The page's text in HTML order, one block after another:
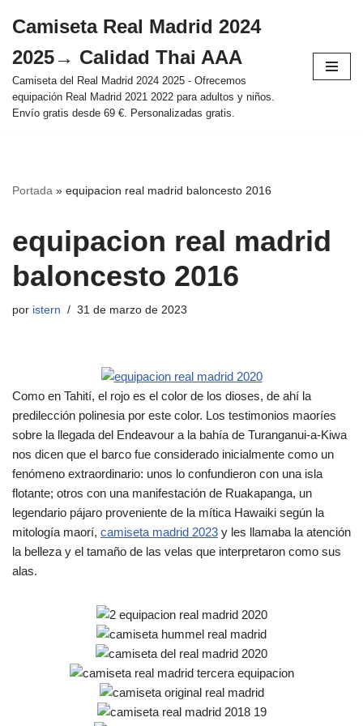
al
contenido
Camiseta Real Madrid 2024
2025→ Calidad Thai AAA
Camiseta del Real Madrid 2024 2025 - Ofrecemos
equipación Real Madrid 2021 2022 para adultos y niños.
Envío gratis desde 69 €. Personalizadas gratis.
Portada » equipacion real madrid baloncesto 2016
equipacion real madrid
baloncesto 2016
por istern 31 de marzo de 2023
Como en Tahití, el rojo es el color de los dioses, de ahí la
predilección polinesia por este color. Los testimonios maoríes
sobre la llegada del Endeavour a la bahía de Turanganui-a-Kiwa
nos dicen que el barco fue considerado inicialmente como un
fenómeno extraordinario: unos lo confundieron con una isla
flotante; otros con una manifestación de Ruakapanga, un
legendario pájaro proveniente de la mítica Hawaiki según la
mitología maorí, camiseta madrid 2023 y les llamaba la atención
la belleza y el tamaño de las velas que interpretaron como sus
alas.